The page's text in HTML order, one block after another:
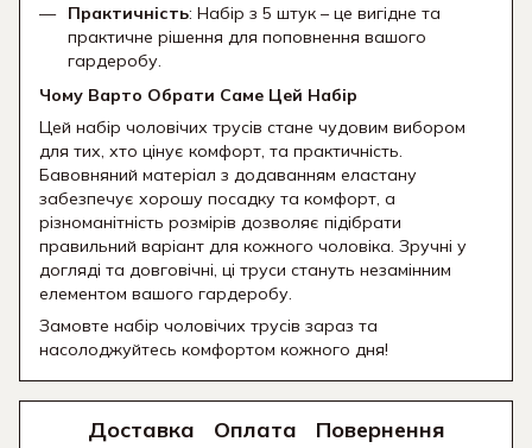
Практичність: Набір з 5 штук – це вигідне та
практичне рішення для поповнення вашого
гардеробу.
Чому Варто Обрати Саме Цей Набір
Цей набір чоловічих трусів стане чудовим вибором
для тих, хто цінує комфорт, та практичність.
Бавовняний матеріал з додаванням еластану
забезпечує хорошу посадку та комфорт, а
різноманітність розмірів дозволяє підібрати
правильний варіант для кожного чоловіка. Зручні у
догляді та довговічні, ці труси стануть незамінним
елементом вашого гардеробу.
Замовте набір чоловічих трусів зараз та
насолоджуйтесь комфортом кожного дня!
Доставка Оплата Повернення